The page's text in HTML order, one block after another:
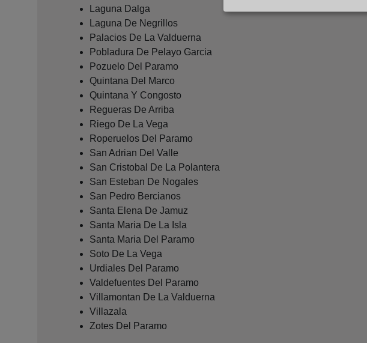
Laguna Dalga
Laguna De Negrillos
Palacios De La Valduerna
Pobladura De Pelayo Garcia
Pozuelo Del Paramo
Quintana Del Marco
Quintana Y Congosto
Regueras De Arriba
Riego De La Vega
Roperuelos Del Paramo
San Adrian Del Valle
San Cristobal De La Polantera
San Esteban De Nogales
San Pedro Bercianos
Santa Elena De Jamuz
Santa Maria De La Isla
Santa Maria Del Paramo
Soto De La Vega
Urdiales Del Paramo
Valdefuentes Del Paramo
Villamontan De La Valduerna
Villazala
Zotes Del Paramo